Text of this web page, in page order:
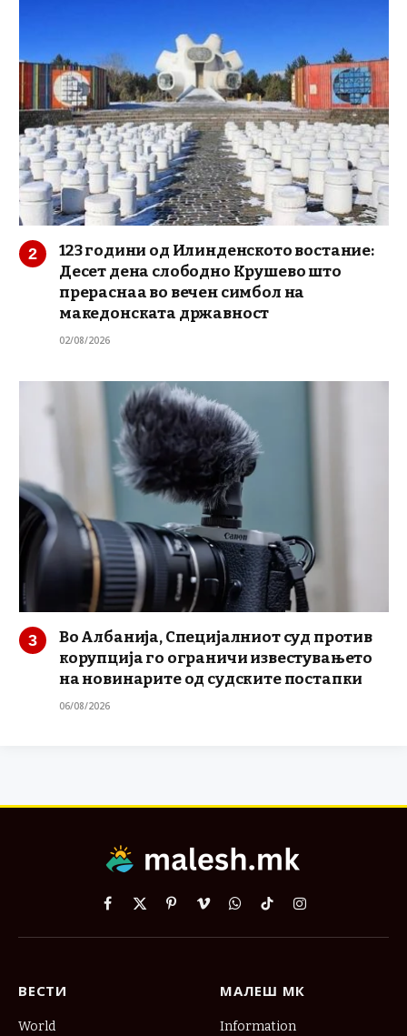
123 години од Илинденското востание:
Десет дена слободно Крушево што
прераснаа во вечен симбол на
македонската државност
02/08/2026
Во Албанија, Специјалниот суд против
корупција го ограничи известувањето
на новинарите од судските постапки
06/08/2026
Facebook
X
PinterestVimeoWhatsApp
TikTokInstagram
ВЕСТИ
World
МАЛЕШ МК
Information